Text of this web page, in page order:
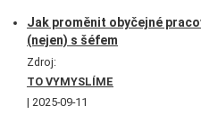
Jak proměnit obyčejné
(nejen) s šéfem
Zdroj:
TO VYMYSLÍME
2025-09-11